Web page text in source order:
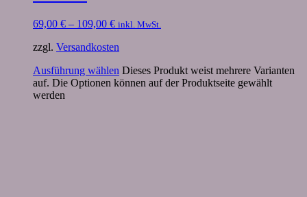
69,00 € – 109,00 € inkl. MwSt.
zzgl. Versandkosten
Ausführung wählen Dieses Produkt weist mehrere Varianten
auf. Die Optionen können auf der Produktseite gewählt
werden